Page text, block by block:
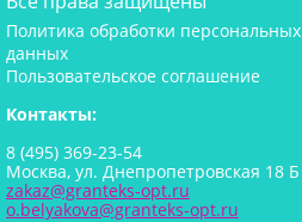
Политика обработки персональных
данных
Пользовательское соглашение
Контакты:
8 (495) 369-23-54
Москва, ул. Днепропетровская 18 Б
zakaz@granteks-opt.ru
o.belyakova@granteks-opt.ru